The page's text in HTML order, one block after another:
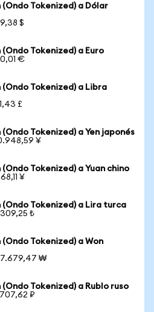
Tokenized) a Dólar
$
Tokenized) a Euro
€
Tokenized) a Libra
£
Tokenized) a Yen japonés
¥
Tokenized) a Yuan chino
¥
Tokenized) a Lira turca
₺
Tokenized) a Won
₩
Tokenized) a Rublo ruso
₽